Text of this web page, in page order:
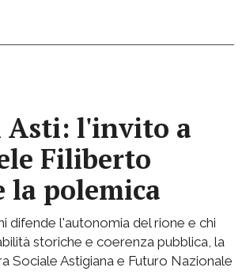
Asti: l'invito a
Filiberto
la polemica
difende l'autonomia del rione e chi
storiche e coerenza pubblica, la
Sociale Astigiana e Futuro Nazionale